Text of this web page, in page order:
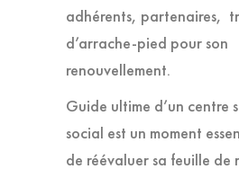
adhérents, partenaires,
d’arrache-pied pour son
renouvellement.
Guide ultime d’un centre
social est un moment
de réévaluer sa feuille de